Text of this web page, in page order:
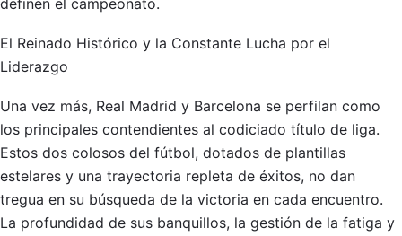
El Reinado Histórico y la Constante Lucha por el
Liderazgo
Una vez más, Real Madrid y Barcelona se perfilan como
los principales contendientes al codiciado título de liga.
Estos dos colosos del fútbol, dotados de plantillas
estelares y una trayectoria repleta de éxitos, no dan
tregua en su búsqueda de la victoria en cada encuentro.
La profundidad de sus banquillos, la gestión de la fatiga y